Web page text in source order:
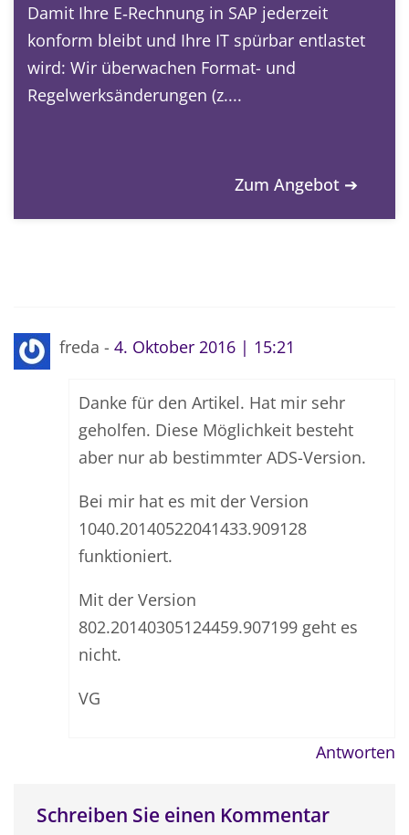
Damit Ihre E‑Rechnung in SAP jederzeit
konform bleibt und Ihre IT spürbar entlastet
wird: Wir überwachen Format- und
Regelwerksänderungen (z....
Zum Angebot ➔
freda - 4. Oktober 2016 | 15:21
Danke für den Artikel. Hat mir sehr
geholfen. Diese Möglichkeit besteht
aber nur ab bestimmter ADS-Version.
Bei mir hat es mit der Version
1040.20140522041433.909128
funktioniert.
Mit der Version
802.20140305124459.907199 geht es
nicht.
VG
Antworten
Schreiben Sie einen Kommentar